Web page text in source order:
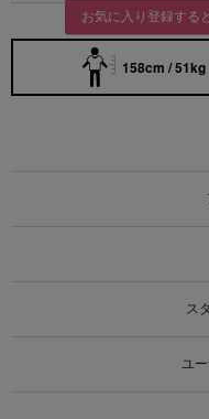
お気に入り登録する
158cm / 51kg
ス
ユ